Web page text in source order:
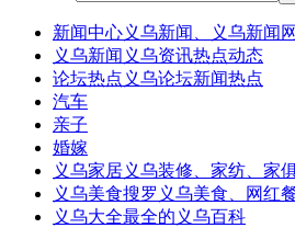
新闻中心义乌新闻、义乌新闻网
义乌新闻 义乌资讯热点动态
论坛热点 义乌论坛新闻热点
汽车
亲子
婚嫁
义乌家居义乌装修、家纺、家
义乌美食搜罗义乌美食、网红
义乌大全最全的义乌百科